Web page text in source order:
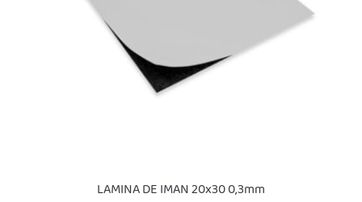
LAMINA DE IMAN 20x30 0,3mm